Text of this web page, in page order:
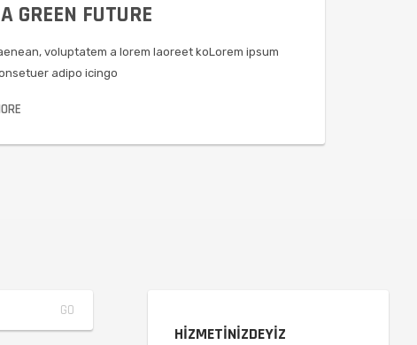
GREEN FUTURE
voluptatem a lorem laoreet koLorem ipsum
adipo icingo
HİZMETİNİZDEYİZ